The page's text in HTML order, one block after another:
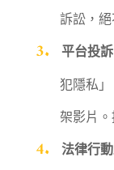
訴訟，絕
平台投訴
犯隱私
架影片
法律行